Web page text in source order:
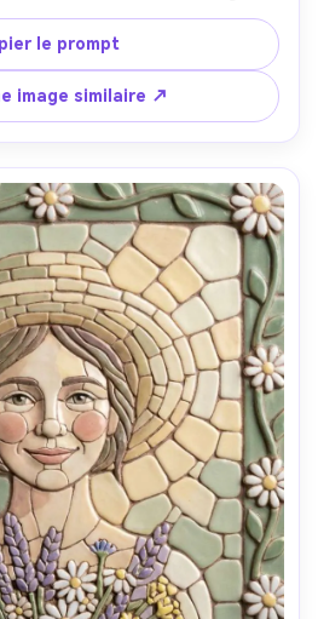
de 16 couleurs à fort contraste,
plan, contour audacieux
avatar réseaux sociaux, bords
et espace constant, silhouette
85mm, faible profondeur de
doux --ar 4:5
le prompt
image similaire ↗